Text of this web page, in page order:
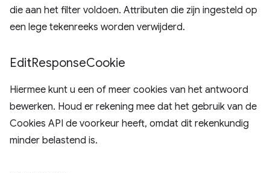
die aan het filter voldoen. Attributen die zijn ingesteld op
een lege tekenreeks worden verwijderd.
EditResponseCookie
Hiermee kunt u een of meer cookies van het antwoord
bewerken. Houd er rekening mee dat het gebruik van de
Cookies API de voorkeur heeft, omdat dit rekenkundig
minder belastend is.